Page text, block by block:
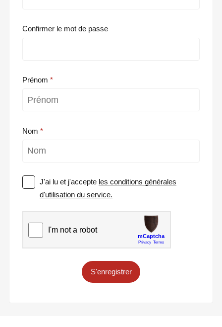
Confirmer le mot de passe
Prénom
Nom
J'ai lu et j'accepte les conditions générales
d'utilisation du service.
S'enregistrer